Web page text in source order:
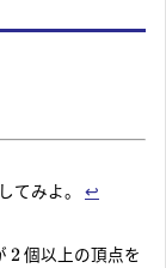
てみよ。 ↩︎
2個以上の頂点を